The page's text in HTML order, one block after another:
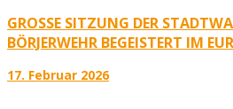
GROSSE SITZUNG DER
ÖRJERWEHR BEGEISTERT IM
17. Februar 2026